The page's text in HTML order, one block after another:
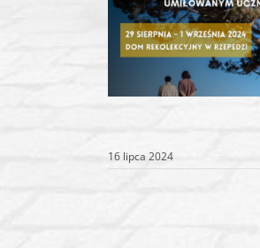
16 lipca 2024